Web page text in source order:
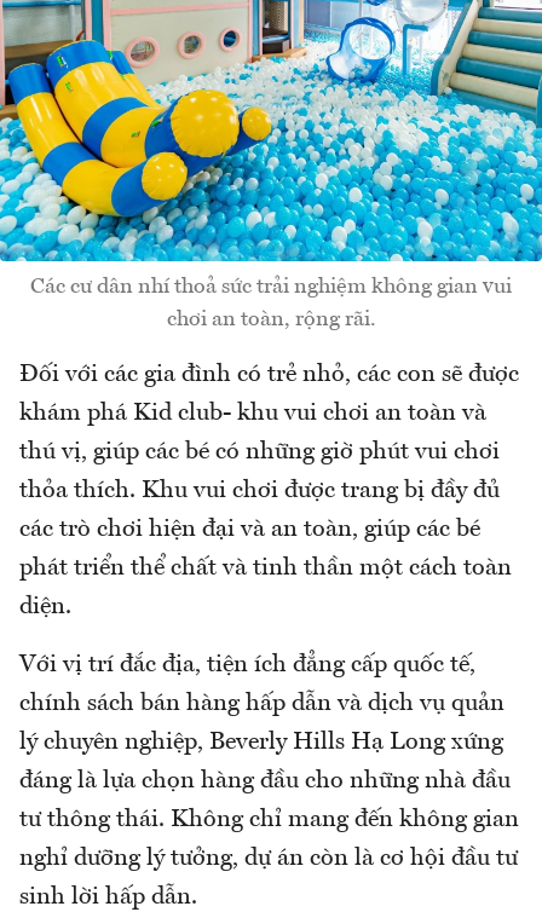
Các cư dân nhí thoả sức trải nghiệm không gian vui
chơi an toàn, rộng rãi.
Đối với các gia đình có trẻ nhỏ, các con sẽ được
khám phá Kid club- khu vui chơi an toàn và
thú vị, giúp các bé có những giờ phút vui chơi
thỏa thích. Khu vui chơi được trang bị đầy đủ
các trò chơi hiện đại và an toàn, giúp các bé
phát triển thể chất và tinh thần một cách toàn
diện.
Với vị trí đắc địa, tiện ích đẳng cấp quốc tế,
chính sách bán hàng hấp dẫn và dịch vụ quản
lý chuyên nghiệp, Beverly Hills Hạ Long xứng
đáng là lựa chọn hàng đầu cho những nhà đầu
tư thông thái. Không chỉ mang đến không gian
nghỉ dưỡng lý tưởng, dự án còn là cơ hội đầu tư
sinh lời hấp dẫn.